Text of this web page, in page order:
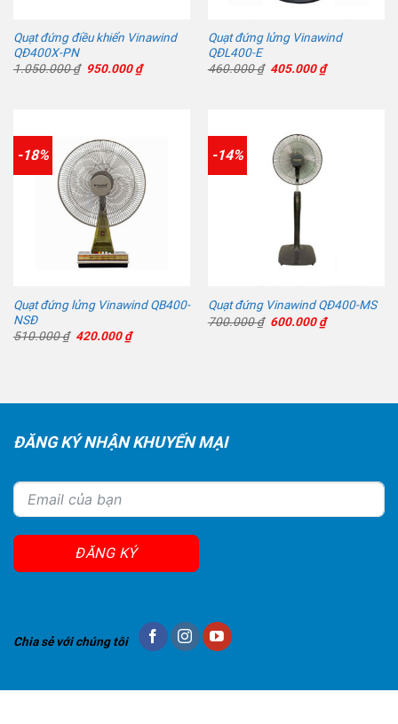
Quạt đứng điều khiển Vinawind
QĐ400X-PN
1.050.000₫ Giá
950.000₫Giá
hiện
Quạt đứng lửng Vinawind
QĐL400-E
460.000₫ Giá
405.000₫Giá
hiện
-18%
Quạt đứng lửng Vinawind QB400-
NSĐ
510.000₫ Giá
420.000₫Giá
hiện
-14%
Quạt đứng Vinawind QĐ400-MS
700.000₫ Giá
600.000₫Giá
hiện
ĐĂNG KÝ NHẬN KHUYẾN MẠI
ĐĂNG KÝ
Chia sẻ với chúng tôi